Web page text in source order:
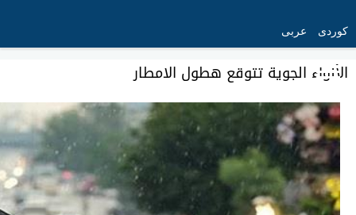
کوردی عربی
الأنواء الجوية تتوقع هطول الامطار